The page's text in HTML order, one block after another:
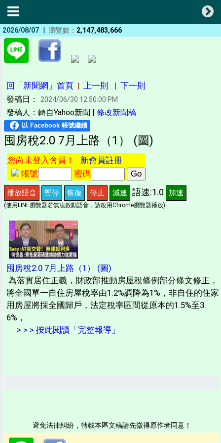
2026/08/07 | 瀏覽數： 2,147,483,666
回「新聞網」首頁 | 上一則 | 下一則
發稿日： 2024/06/30 12:50:00 PM
發稿人：轉自Yahoo新聞 | 修改新聞稿
囤房稅2.0 7月上路（1） (圖)
您尚未登入會員！ 新會員註冊
帳號
密碼
播放語音 暫停 恢復 停止 減速 語速:1.0 加速
(使用LINE瀏覽器若無法啟動語音，請改用Chrome瀏覽器播放)
囤房稅2.0 7月上路（1） (圖)
為落實居住正義，財政部推動房屋稅條例部分條文修正，
將全國單一自住房屋稅率由1.2%調降為1%，非自住的住家
用房屋將採全國歸戶，法定稅率區間從原本的1.5%至3.
6%，
> > > 按此閱讀「完整報導」
避免法律糾紛，轉載本區文稿請先徵得原作者同意！